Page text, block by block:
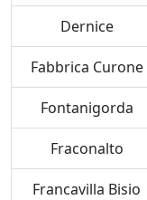
Dernice
Fabbrica Curone
Fontanigorda
Fraconalto
Francavilla Bisio